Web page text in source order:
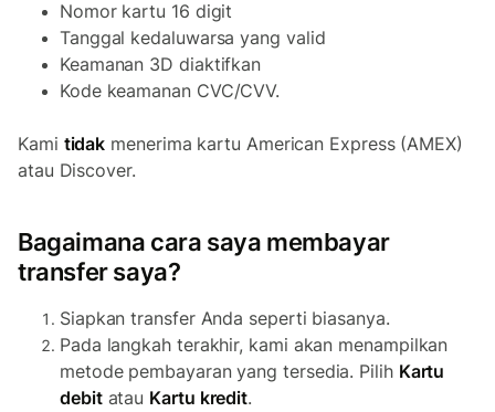
Nomor kartu 16 digit
Tanggal kedaluwarsa yang valid
Keamanan 3D diaktifkan
Kode keamanan CVC/CVV.
Kami tidak menerima kartu American Express (AMEX)
atau Discover.
Bagaimana cara saya membayar
transfer saya?
Siapkan transfer Anda seperti biasanya.
Pada langkah terakhir, kami akan menampilkan
metode pembayaran yang tersedia. Pilih Kartu
debitatau Kartu kredit.